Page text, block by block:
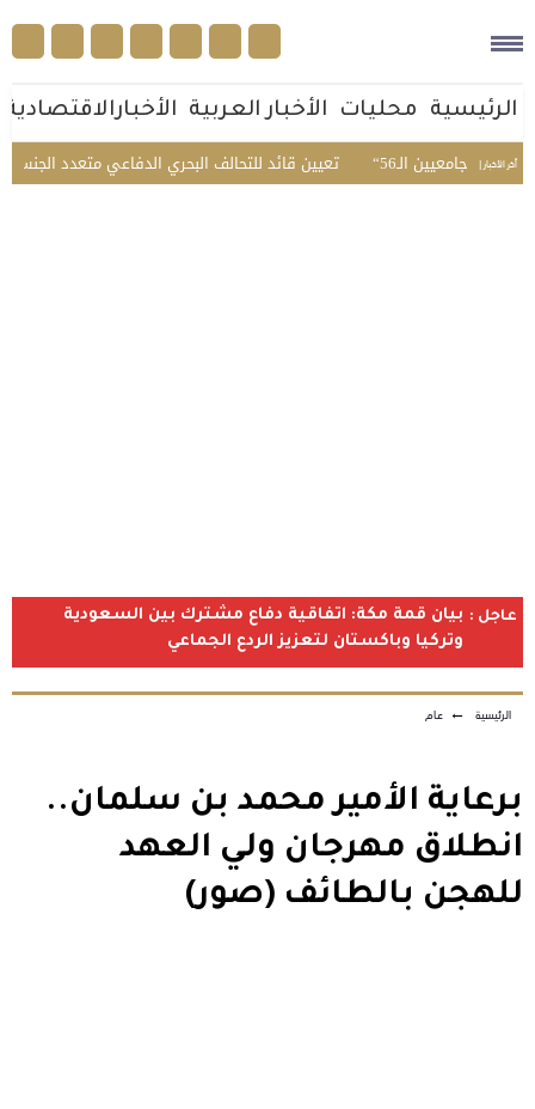
الرئيسية محليات الأخبار العربية الأخبارالاقتصادية
أخر الأخبار | المرور يضبط 2357 تعيين قائد للتحالف البحري الدفاعي متعدد الجنسيات الـ56
عاجل : بيان قمة مكة: اتفاقية دفاع مشترك بين السعودية
وتركيا وباكستان لتعزيز الردع الجماعي
الرئيسية ← عام
برعاية الأمير محمد بن سلمان..
انطلاق مهرجان ولي العهد
للهجن بالطائف (صور)